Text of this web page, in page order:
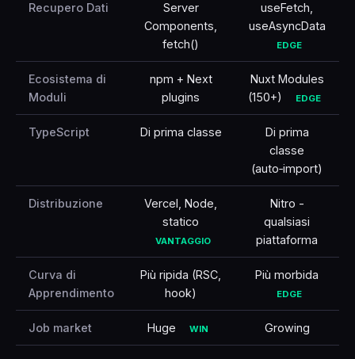
Recupero Dati
Server
Components,
fetch()
useFetch,
useAsyncData
EDGE
Ecosistema di
Moduli
npm + Next
plugins
Nuxt Modules
(150+)
EDGE
TypeScript Di prima classe
Di prima
classe
(auto‑import)
Distribuzione
Vercel, Node,
statico
VANTAGGIO
Nitro -
qualsiasi
piattaforma
Curva di
Apprendimento
Più ripida (RSC,
hook)
Più morbida
EDGE
Job market Huge WIN Growing